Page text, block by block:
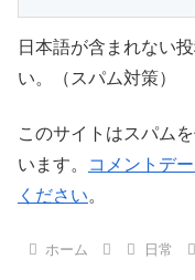
日本語が含まれない
い。（スパム対策）
このサイトはスパム
います。
コメントデ
ください。
ホーム 日常